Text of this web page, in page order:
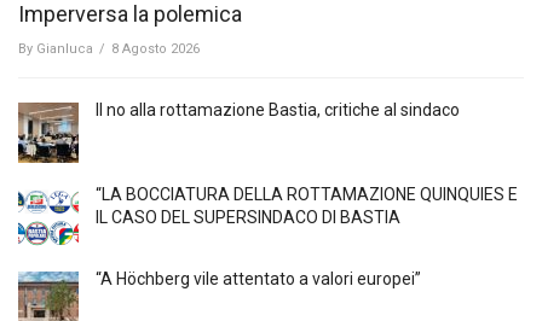
Imperversa la polemica
By Gianluca / 8 Agosto 2026
Il no alla rottamazione Bastia, critiche al sindaco
“LA BOCCIATURA DELLA ROTTAMAZIONE QUINQUIES E
IL CASO DEL SUPERSINDACO DI BASTIA
“A Höchberg vile attentato a valori europei”